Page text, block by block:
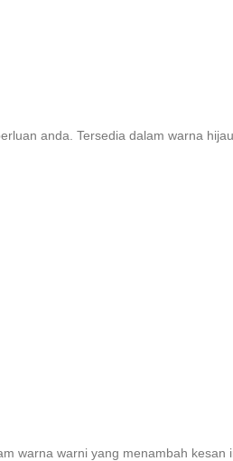
anda. Tersedia dalam warna
warna warni yang menambah kesan